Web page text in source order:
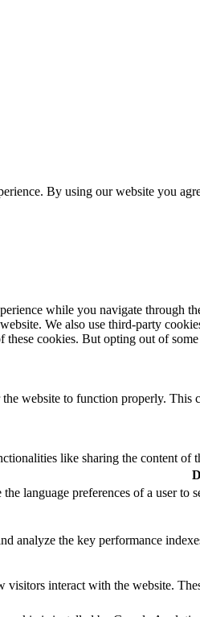
By using our website you
while you navigate through
We also use third-party
these cookies. But opting out of
website to function properly.
like sharing the content of
language preferences of a user
analyze the key performance
visitors interact with the website.